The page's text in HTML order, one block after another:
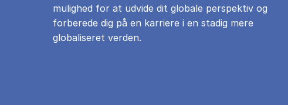
mulighed for at udvide dit globale perspektiv og
forberede dig på en karriere i en stadig mere
globaliseret verden.